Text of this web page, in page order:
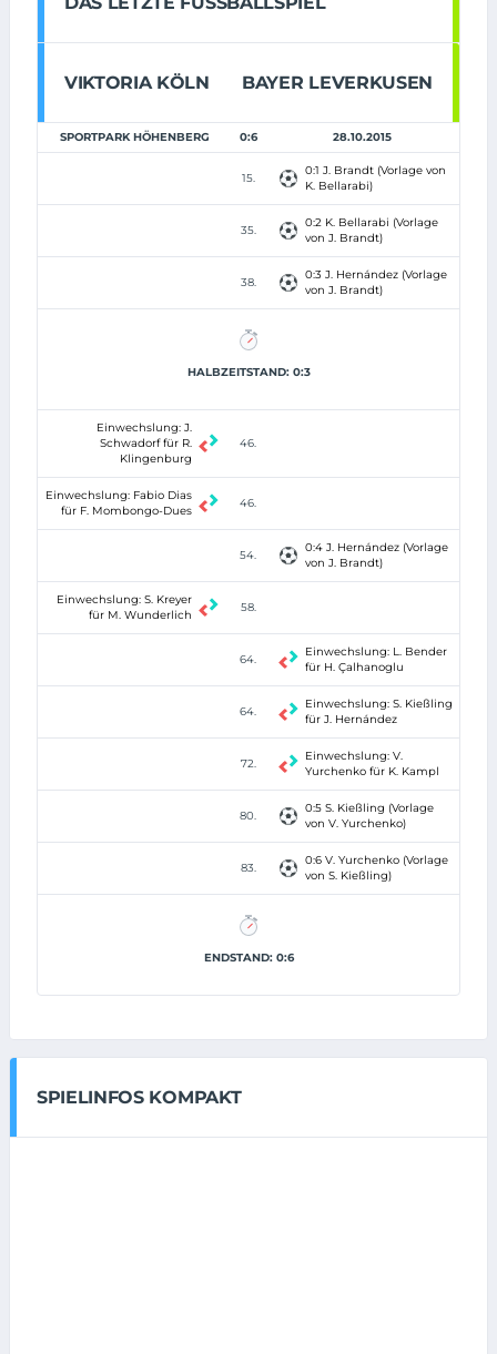
VIKTORIA KÖLN BAYER LEVERKUSEN
SPORTPARK HÖHENBERG 0:6 28.10.2015
15.
0:1 J. Brandt (Vorlage von
K. Bellarabi)
35.
0:2 K. Bellarabi (Vorlage
von J. Brandt)
38.
0:3 J. Hernández (Vorlage
von J. Brandt)
HALBZEITSTAND: 0:3
Einwechslung: J.
Schwadorf für R.
Klingenburg
46.
Einwechslung: Fabio Dias
für F. Mombongo-Dues
46.
54.
0:4 J. Hernández (Vorlage
von J. Brandt)
Einwechslung: S. Kreyer
für M. Wunderlich
58.
64.
Einwechslung: L. Bender
für H. Çalhanoglu
64.
Einwechslung: S. Kießling
für J. Hernández
72.
Einwechslung: V.
Yurchenko für K. Kampl
80.
0:5 S. Kießling (Vorlage
von V. Yurchenko)
83.
0:6 V. Yurchenko (Vorlage
von S. Kießling)
ENDSTAND: 0:6
SPIELINFOS KOMPAKT